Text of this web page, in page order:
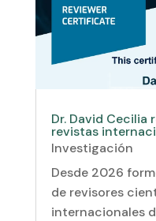
Dr. David
revistas
Investigación
Desde 2026
de revisores
internacionales